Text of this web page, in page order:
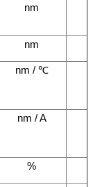
nm
nm
nm / ℃
nm / A
%